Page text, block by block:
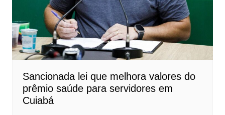
Sancionada lei que melhora valores do
prêmio saúde para servidores em
Cuiabá